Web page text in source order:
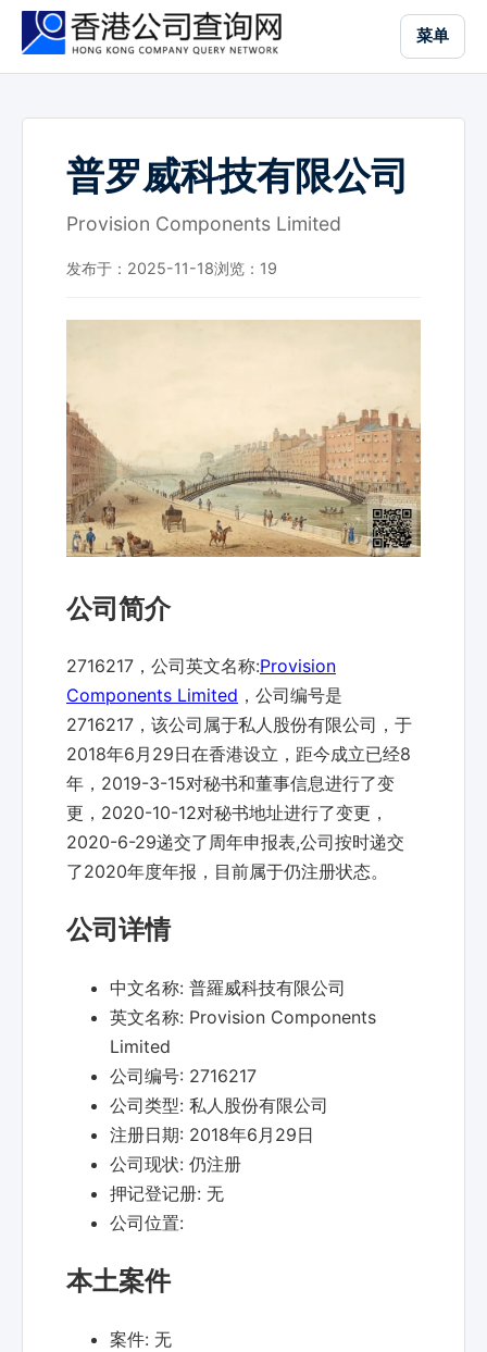
菜单
普罗威科技有限公司
Provision Components Limited
发布于：2025-11-18浏览： 19
公司简介
2716217，公司英文名称:Provision
Components Limited ，公司编号是
2716217，该公司属于私人股份有限公司，于
2018年6月29日在香港设立，距今成立已经8
年，2019-3-15对秘书和董事信息进行了变
更，2020-10-12对秘书地址进行了变更，
2020-6-29递交了周年申报表,公司按时递交
了2020年度年报，目前属于仍注册状态。
公司详情
中文名称: 普羅威科技有限公司
英文名称: Provision Components
Limited
公司编号: 2716217
公司类型: 私人股份有限公司
注册日期: 2018年6月29日
公司现状: 仍注册
押记登记册: 无
公司位置:
本土案件
案件: 无